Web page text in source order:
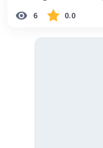
benar mengenai
6 0.0